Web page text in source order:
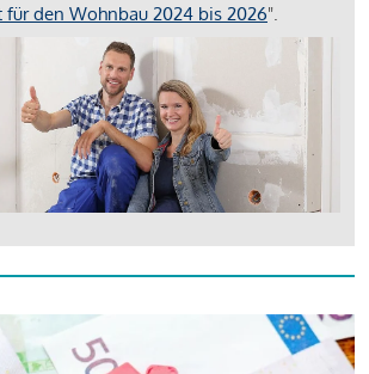
für den Wohnbau 2024 bis 2026".